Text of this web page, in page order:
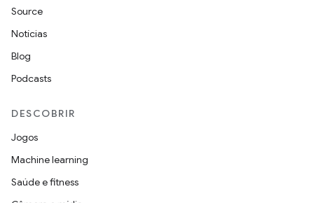
Source
Notícias
Blog
Podcasts
DESCOBRIR
Jogos
Machine learning
Saúde e fitness